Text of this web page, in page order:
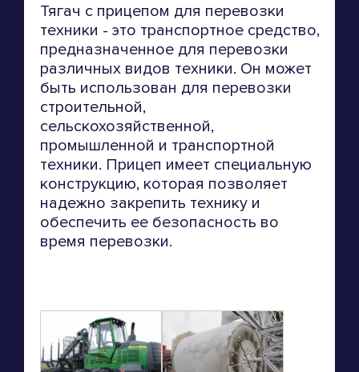
Тягач с прицепом для перевозки
техники - это транспортное средство,
предназначенное для перевозки
различных видов техники. Он может
быть использован для перевозки
строительной,
сельскохозяйственной,
промышленной и транспортной
техники. Прицеп имеет специальную
конструкцию, которая позволяет
надежно закрепить технику и
обеспечить ее безопасность во
время перевозки.